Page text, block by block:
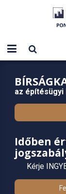
az
Időben
Kérje